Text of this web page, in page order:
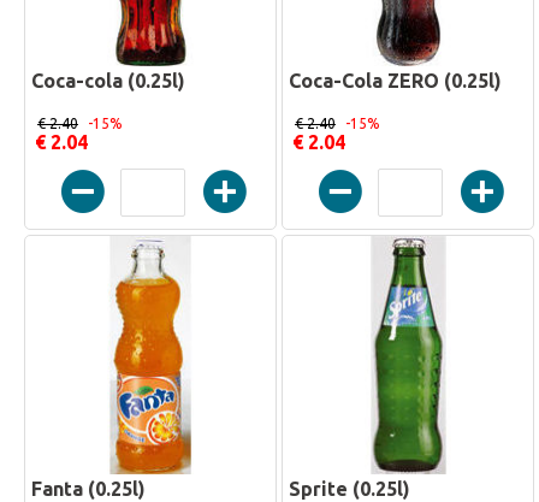
Coca-cola (0.25l)
€ 2.04
€ 2.40 -15%
Coca-Cola ZERO (0.25l)
€ 2.04
€ 2.40 -15%
Fanta (0.25l) Sprite (0.25l)